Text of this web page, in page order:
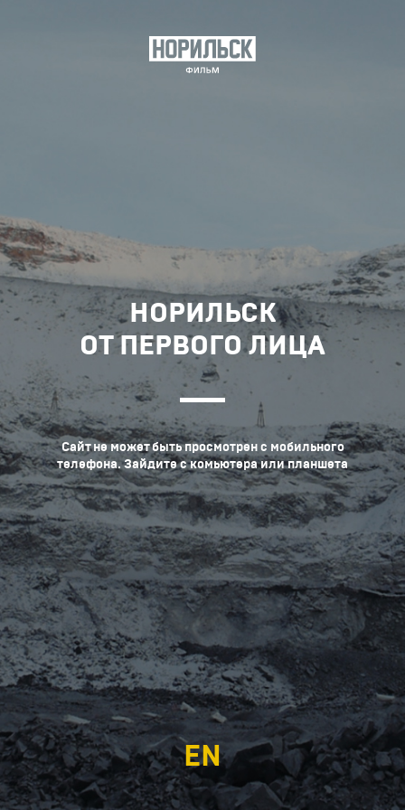
НОРИЛЬСК
ОТ ПЕРВОГО ЛИЦА
Сайт не может быть просмотрен с мобильного
телефона. Зайдите с комьютера или планшета
EN